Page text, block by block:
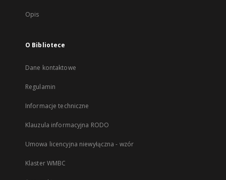
Opis
O Bibliotece
Dane kontaktowe
Regulamin
Informacje techniczne
Klauzula informacyjna RODO
Umowa licencyjna niewyłączna - wzór
Klaster WMBC